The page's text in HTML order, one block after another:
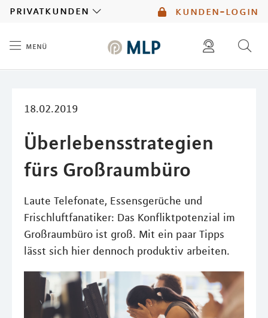
kunden-login
privatkunden
menü
18.02.2019
Überlebensstrategien
fürs Großraumbüro
Laute Telefonate, Essensgerüche und
Frischluftfanatiker: Das Konfliktpotenzial im
Großraumbüro ist groß. Mit ein paar Tipps
lässt sich hier dennoch produktiv arbeiten.